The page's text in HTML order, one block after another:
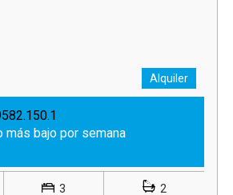
Alquiler
más bajo por semana
3 2